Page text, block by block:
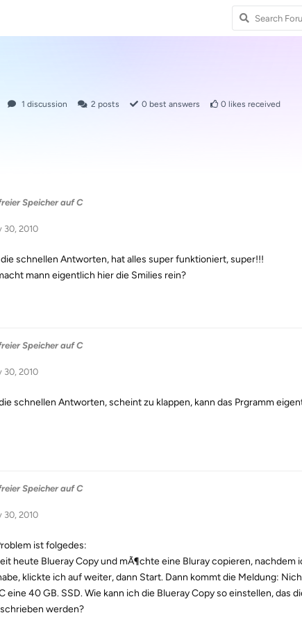
1 discussion 2 posts 0 best answers 0 likes received
Speicher auf C
30, 2010
schnellen Antworten, hat alles super funktioniert, super!!!
mann eigentlich hier die Smilies rein?
Speicher auf C
30, 2010
schnellen Antworten, scheint zu klappen, kann das Prgramm
Speicher auf C
30, 2010
ist folgedes:
heute Blueray Copy und mÃ¶chte eine Bluray copieren, nachdem
klickte ich auf weiter, dann Start. Dann kommt die Meldung:
eine 40 GB. SSD. Wie kann ich die Blueray Copy so einstellen, das
werden?